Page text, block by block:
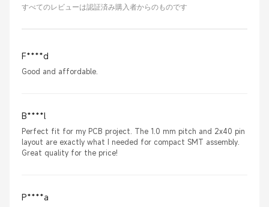
すべてのレビューは認証済み購入者からのものです
F****d
Good and affordable.
B****l
Perfect fit for my PCB project. The 1.0 mm pitch and 2x40 pin
layout are exactly what I needed for compact SMT assembly.
Great quality for the price!
P****a